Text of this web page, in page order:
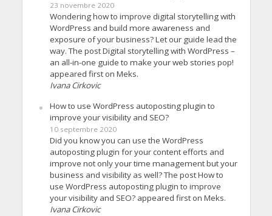
23 novembre 2020
Wondering how to improve digital storytelling with
WordPress and build more awareness and
exposure of your business? Let our guide lead the
way. The post Digital storytelling with WordPress –
an all-in-one guide to make your web stories pop!
appeared first on Meks.
Ivana Cirkovic
How to use WordPress autoposting plugin to
improve your visibility and SEO?
10 septembre 2020
Did you know you can use the WordPress
autoposting plugin for your content efforts and
improve not only your time management but your
business and visibility as well? The post How to
use WordPress autoposting plugin to improve
your visibility and SEO? appeared first on Meks.
Ivana Cirkovic